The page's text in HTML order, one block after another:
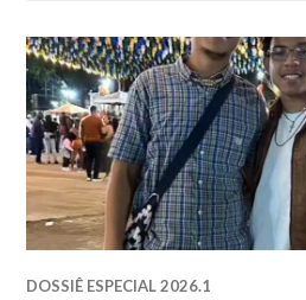
DOSSIÊ ESPECIAL 2026.1